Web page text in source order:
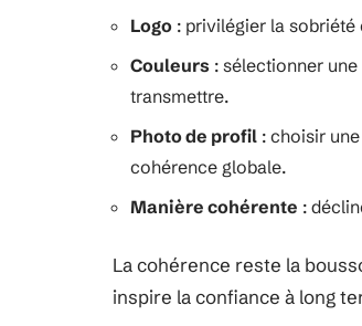
Logo : privilégier la
Couleurs : sélectionner
transmettre.
Photo de profil : choisir
cohérence globale.
Manière cohérente :
La cohérence reste la
inspire la confiance à long